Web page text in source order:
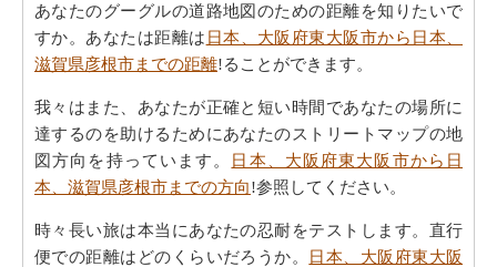
あなたのグーグルの道路地図のための距離を知りたいで
すか。あなたは距離は 日本、大阪府東大阪市から日本、
滋賀県彦根市までの距離!ることができます。
我々はまた、あなたが正確と短い時間であなたの場所に
達するのを助けるためにあなたのストリートマップの地
図方向を持っています。 日本、大阪府東大阪市から日
本、滋賀県彦根市までの方向!参照してください。
時々長い旅は本当にあなたの忍耐をテストします。直行
便での距離はどのくらいだろうか。
日本、大阪府東大阪